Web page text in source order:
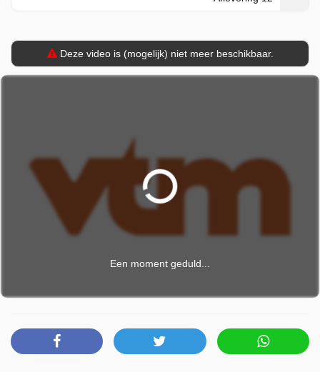
Deze video is (mogelijk) niet meer beschikbaar.
Een moment geduld...